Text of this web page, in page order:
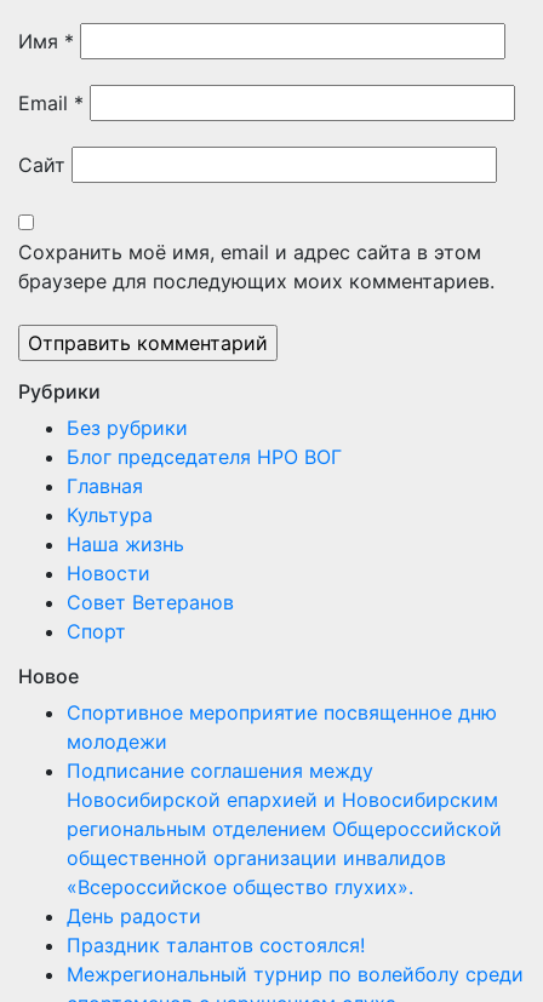
Имя *
Email *
Сайт
Сохранить моё имя, email и адрес сайта в этом
браузере для последующих моих комментариев.
Рубрики
Без рубрики
Блог председателя НРО ВОГ
Главная
Культура
Наша жизнь
Новости
Совет Ветеранов
Спорт
Новое
Спортивное мероприятие посвященное дню
молодежи
Подписание соглашения между
Новосибирской епархией и Новосибирским
региональным отделением Общероссийской
общественной организации инвалидов
«Всероссийское общество глухих».
День радости
Праздник талантов состоялся!
Межрегиональный турнир по волейболу среди